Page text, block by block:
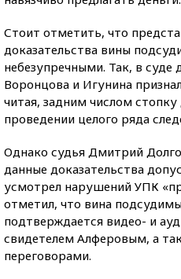
Стоит отметить, что
доказательства вины
небезупречными. Так, в
Воронцова и Игунина
читая, задним числом
проведении целого ряда
Однако судья Дмитрий
данные доказательства
усмотрел нарушений УПК
отметил, что вина
подтверждается видео- и
свидетелем Алферовым, а
переговорами.